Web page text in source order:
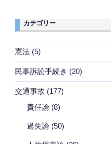
カテゴリー
憲法 (5)
民事訴訟手続き (20)
交通事故 (177)
責任論 (8)
過失論 (50)